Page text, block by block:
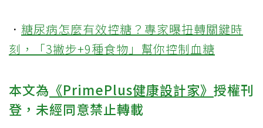
． 糖尿病怎麼有效控糖？專家曝扭轉關鍵時
刻，「3撇步+9種食物」幫你控制血糖
本文為 《PrimePlus健康設計家》 授權刊
登，未經同意禁止轉載